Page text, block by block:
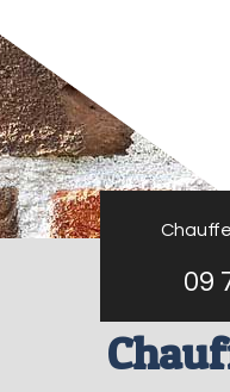
09